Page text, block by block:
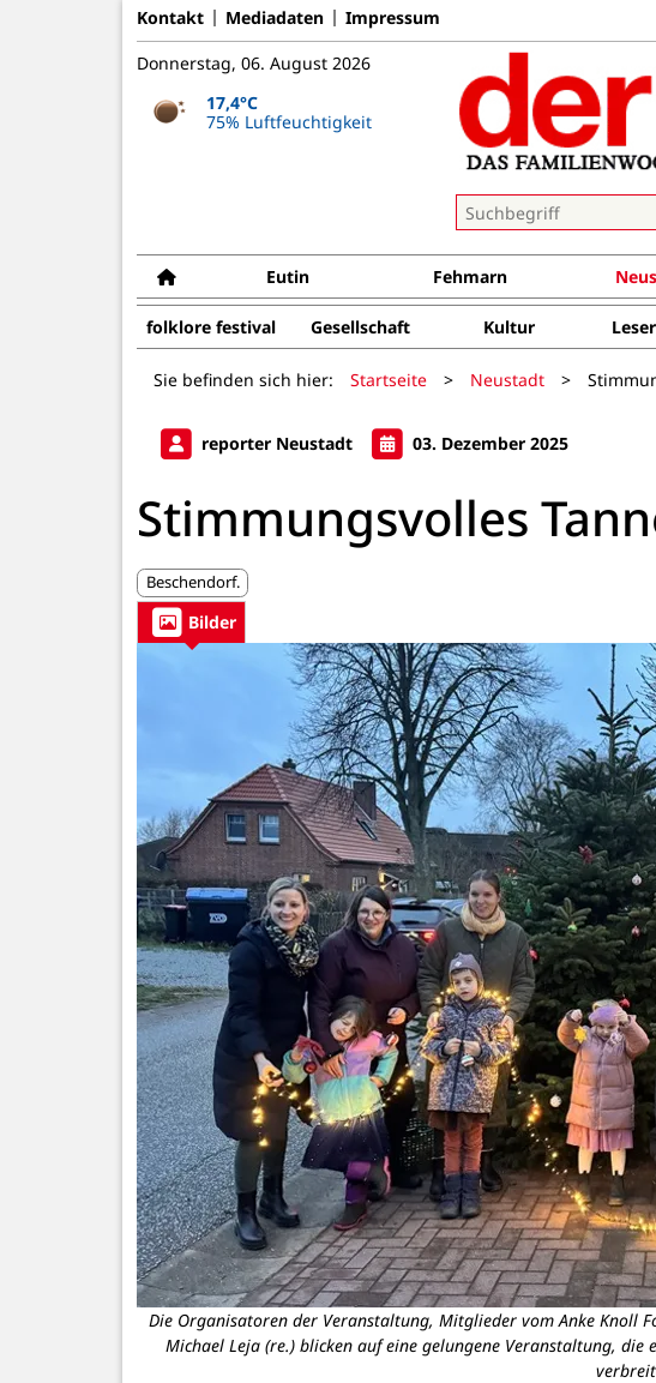
Kontakt Mediadaten Impressum
Donnerstag, 06. August 2026
17,4°C
75% Luftfeuchtigkeit
Eutin Fehmarn
folklore festival Gesellschaft Kultur
Sie befinden sich hier: Startseite > Neustadt >
reporter Neustadt 03. Dezember 2025
Stimmungsvolles
Beschendorf.
Bilder
Die Organisatoren der Veranstaltung, Mitglieder vom Anke Knoll
Michael Leja (re.) blicken auf eine gelungene Veranstaltung, die